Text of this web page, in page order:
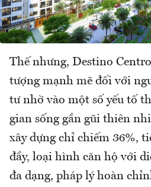
Thế nhưng, Destino
tượng mạnh mẽ đối với
tư nhờ vào một số yếu tố
gian sống gần gũi thiên
xây dựng chỉ chiếm 36%,
đầy, loại hình căn hộ với
đa dạng, pháp lý hoàn